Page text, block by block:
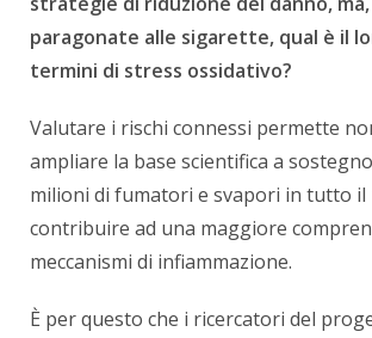
paragonate alle sigarette, qual è il
termini di stress ossidativo?
Valutare i rischi connessi permette
ampliare la base scientifica a
milioni di fumatori e svapori in tutto il
contribuire ad una maggiore
meccanismi di infiammazione.
È per questo che i ricercatori del